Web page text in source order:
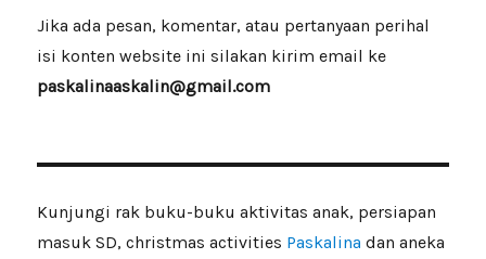
Jika ada pesan, komentar, atau pertanyaan perihal
isi konten website ini silakan kirim email ke
paskalinaaskalin@gmail.com
Kunjungi rak buku-buku aktivitas anak, persiapan
masuk SD, christmas activities Paskalinadan aneka